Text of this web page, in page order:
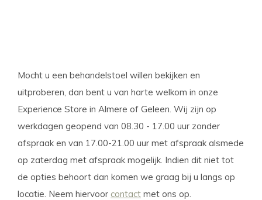
Mocht u een behandelstoel willen bekijken en
uitproberen, dan bent u van harte welkom in onze
Experience Store in Almere of Geleen. Wij zijn op
werkdagen geopend van 08.30 - 17.00 uur zonder
afspraak en van 17.00-21.00 uur met afspraak alsmede
op zaterdag met afspraak mogelijk. Indien dit niet tot
de opties behoort dan komen we graag bij u langs op
locatie. Neem hiervoor contact met ons op.